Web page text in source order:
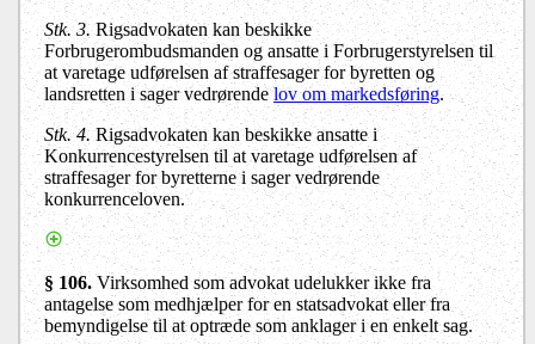
Stk. 3. Rigsadvokaten kan beskikke
Forbrugerombudsmanden og ansatte i Forbrugerstyrelsen til
at varetage udførelsen af straffesager for byretten og
landsretten i sager vedrørendelov om markedsføring.
Stk. 4. Rigsadvokaten kan beskikke ansatte i
Konkurrencestyrelsen til at varetage udførelsen af
straffesager for byretterne i sager vedrørende
konkurrenceloven.
§ 106. Virksomhed som advokat udelukker ikke fra
antagelse som medhjælper for en statsadvokat eller fra
bemyndigelse til at optræde som anklager i en enkelt sag.